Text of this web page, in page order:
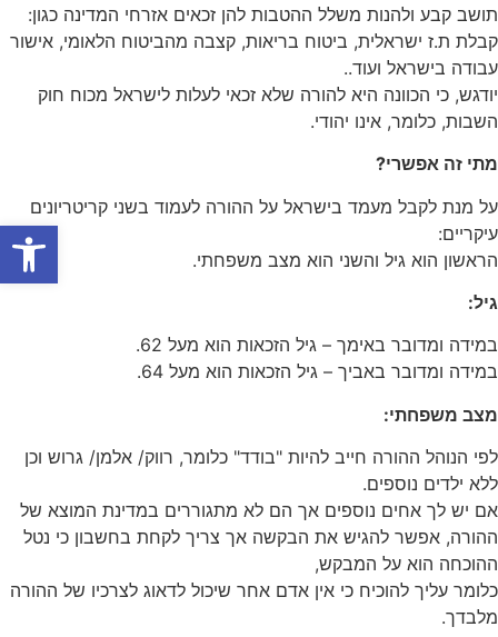
תושב קבע ולהנות משלל ההטבות להן זכאים אזרחי המדינה כגון:
קבלת ת.ז ישראלית, ביטוח בריאות, קצבה מהביטוח הלאומי, אישור
עבודה בישראל ועוד..
יודגש, כי הכוונה היא להורה שלא זכאי לעלות לישראל מכוח חוק
השבות, כלומר, אינו יהודי.
מתי זה אפשרי?
על מנת לקבל מעמד בישראל על ההורה לעמוד בשני קריטריונים
עיקריים:
הראשון הוא גיל והשני הוא מצב משפחתי.
גיל:
במידה ומדובר באימך – גיל הזכאות הוא מעל 62.
במידה ומדובר באביך – גיל הזכאות הוא מעל 64.
מצב משפחתי:
לפי הנוהל ההורה חייב להיות "בודד" כלומר, רווק/ אלמן/ גרוש וכן
ללא ילדים נוספים.
אם יש לך אחים נוספים אך הם לא מתגוררים במדינת המוצא של
ההורה, אפשר להגיש את הבקשה אך צריך לקחת בחשבון כי נטל
ההוכחה הוא על המבקש,
כלומר עליך להוכיח כי אין אדם אחר שיכול לדאוג לצרכיו של ההורה
מלבדך.